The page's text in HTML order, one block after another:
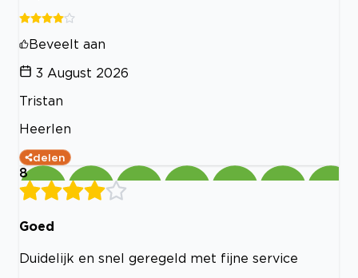
Beveelt aan
3 August 2026
Tristan
Heerlen
delen
8
Goed
Duidelijk en snel geregeld met fijne service